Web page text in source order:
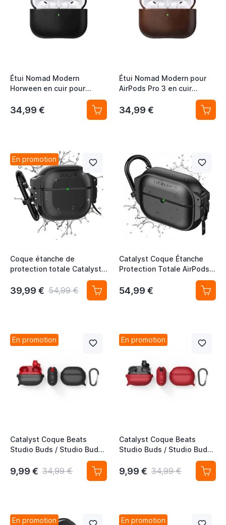
Étui Nomad Modern
Horween en cuir pour
34,99 €
Étui Nomad Modern pour
AirPods Pro 3 en cuir
Horween brun rustique
34,99 €
En promotion
Coque étanche de
protection totale Catalyst
génération) – Noir furtif
39,99 € 54,99 €
Catalyst Coque Étanche
Protection Totale AirPods
54,99 €
En promotion
Catalyst Coque Beats
Studio Buds / Studio Buds
+ Étanche & Anti-chocs -
Noir Furtif
9,99 € 34,99 €
En promotion
Catalyst Coque Beats
Studio Buds / Studio Buds
+ Étanche & Anti-chocs -
Rouge
9,99 € 34,99 €
En promotion En promotion